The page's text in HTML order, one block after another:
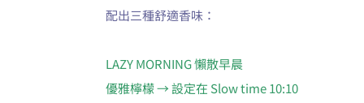
配出三種舒適香味：
LAZY MORNING 懶散早晨
優雅檸檬 → 設定在 Slow time 10:10